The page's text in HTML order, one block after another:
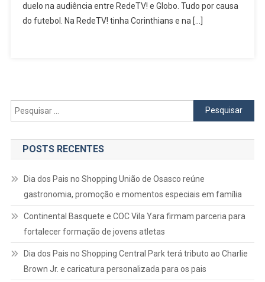
duelo na audiência entre RedeTV! e Globo. Tudo por causa
do futebol. Na RedeTV! tinha Corinthians e na […]
Pesquisar
por:
POSTS RECENTES
Dia dos Pais no Shopping União de Osasco reúne
gastronomia, promoção e momentos especiais em família
Continental Basquete e COC Vila Yara firmam parceria para
fortalecer formação de jovens atletas
Dia dos Pais no Shopping Central Park terá tributo ao Charlie
Brown Jr. e caricatura personalizada para os pais